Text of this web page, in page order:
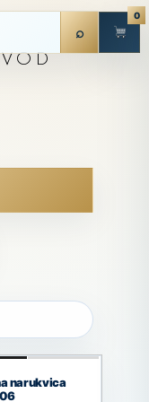
narukvica
0